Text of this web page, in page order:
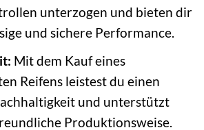
unterzogen und bieten dir
und sichere Performance.
Mit dem Kauf eines
Reifens leistest du einen
und unterstützt
Produktionsweise.